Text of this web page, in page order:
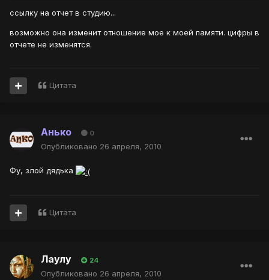
ссылку на отчет в студию...
возможно она изменит отношение мое к моей памяти. цифры в
отчете не изменятся.
Цитата
Анько 0
Опубликовано 26 апреля, 2010
Фу, злой дядька
Цитата
Лаулу 24
Опубликовано 26 апреля, 2010